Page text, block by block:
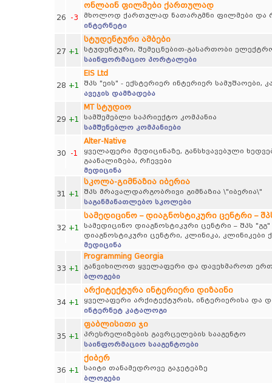
26 -3
ონლაინ ფილმები ქართულად
მხოლოდ ქართულად ნათარგმნი ფილმები და
ინტერნეტი
27 +1
სტუდენტური ამბები
სტუდენტური, შემეცნებით-გასართობი
საინფორმაციო პორტალები
28 +1
EIS Ltd
შპს "ეის" - ექსტერიერ ინტერიერ სამუშაოები,
ავეჯის დამზადება
29 +1
MT სტუდიო
სამშემებლი საპრიექტო კომპანია
სამშენებლო კომპანიები
30 -1
Alter-Native
ყველაფერი მედიცინაზე, განსხვავებული
გაანალიზება, რჩევები
მედიცინა
31 +1
სკოლა-გიმნაზია იბერია
შპს მრავალდარგობრივი გიმნაზია \"იბერია\"
საგანმანათლებო სკოლები
32 +1
სამედიცინო – დიაგნოსტიკური ცენტრი –
სამედიცინო დიაგნოსტიკური ცენტრი – შპს
დიაგნოსტიკური ცენტრი, კლინიკა, კლინიკები
მედიცინა
33 +1
Programming Georgia
განვიხილოთ ყველაფერი და დავეხმაროთ
ბლოგები
34 +1
არქიტექტურა ინტერიერი დიზაინი
ყველაფერი არქიტექტურის, ინტერიერისა და
ინტერნეტ კატალოგი
35 +1
ფაბლისითი ჯი
პრესრელიზების გავრცელების სააგენტო
საინფორმაციო სააგენტოები
36 +1
ქიბერ
საიტი თანამედროვე გაჯეტებზე
ბლოგები